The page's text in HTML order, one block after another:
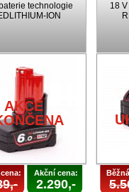
technologie
ION
AKCE
Akční cena:
2.290,-
18